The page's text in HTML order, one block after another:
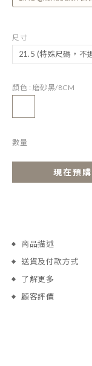
尺寸
顏色 : 磨砂黑/8CM
數量
現在預購
商品描述
送貨及付款方式
了解更多
顧客評價